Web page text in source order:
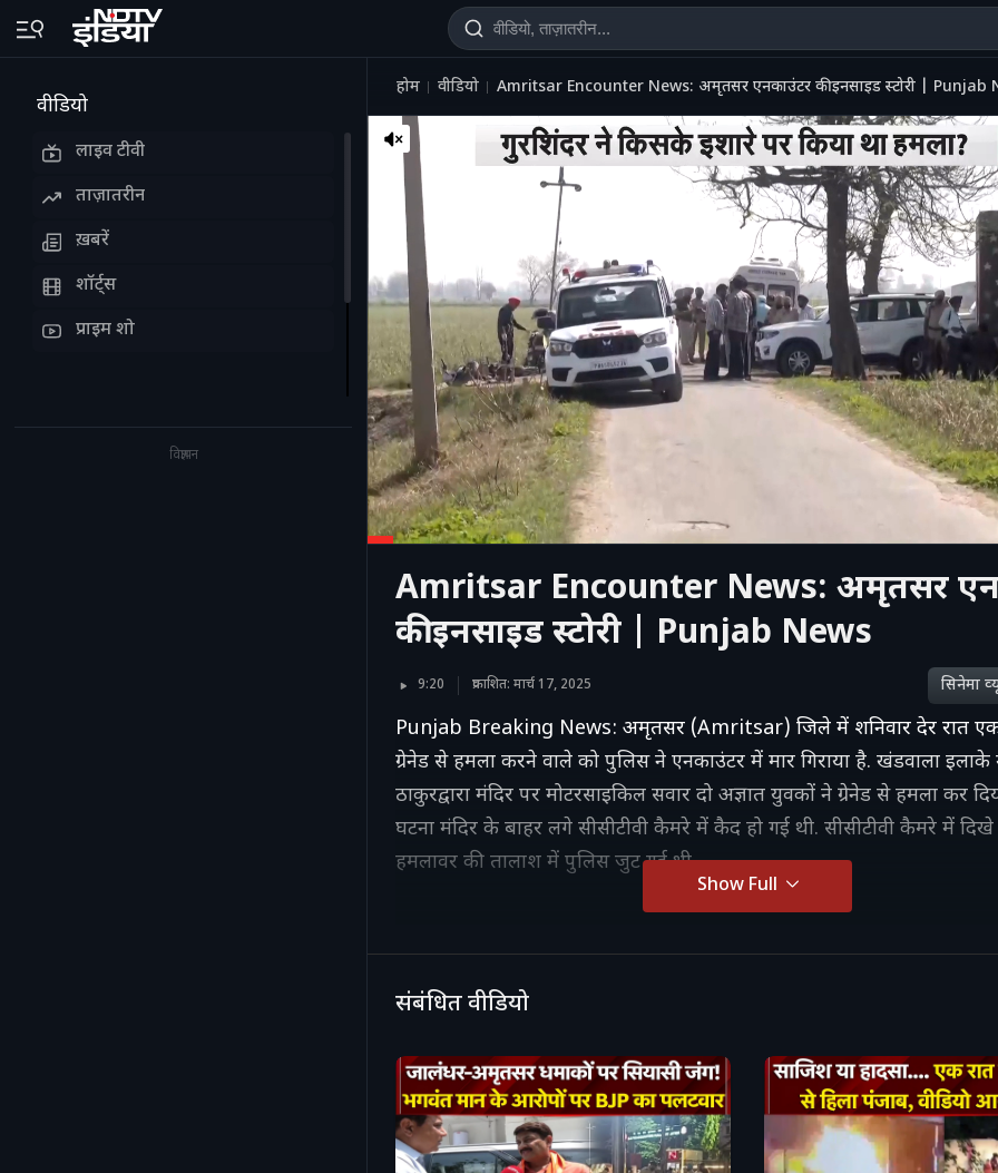
वीडियो
लाइव टीवी
ताज़ातरीन
ख़बरें
शॉर्ट्स
प्राइम शो
विज्ञापन
होम वीडियो Amritsar Encounter News: अमृतसर एनकाउंटर की इनसाइड स्टोरी | Punjab
Amritsar Encounter News: अमृतसर
की इनसाइड स्टोरी | Punjab News
9:20 प्रकाशित: मार्च 17, 2025 सिनेमा
Punjab Breaking News: अमृतसर (Amritsar) जिले में शनिवार देर रात
ग्रेनेड से हमला करने वाले को पुलिस ने एनकाउंटर में मार गिराया है. खंडवाला इलाके
ठाकुरद्वारा मंदिर पर मोटरसाइकिल सवार दो अज्ञात युवकों ने ग्रेनेड से हमला कर
घटना मंदिर के बाहर लगे सीसीटीवी कैमरे में कैद हो गई थी. सीसीटीवी कैमरे में दिखे
हमलावर की तालाश में पुलिस जुट गई थी.
Show Full
संबंधित वीडियो